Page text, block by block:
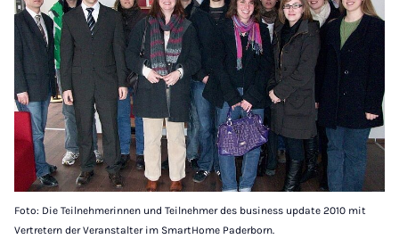
Foto: Die Teilnehmerinnen und Teilnehmer des business update 2010 mit
Vertretern der Veranstalter im SmartHome Paderborn.